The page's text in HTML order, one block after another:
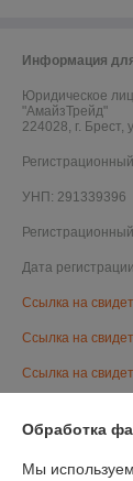
Информация
Юридическое
"АмайзТрейд"
224028, г. Брест,
УНП: 291339396
Дата
Ссылка на
Ссылка на
Ссылка на
Ссылка на
Обработка
Мы